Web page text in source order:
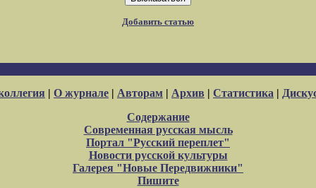
Добавить статью
| О журнале | Авторам | Архив | Статистика |
Содержание
Современная русская мысль
Портал "Русский переплет"
Новости русской культуры
Галерея "Новые Передвижники"
Пишите